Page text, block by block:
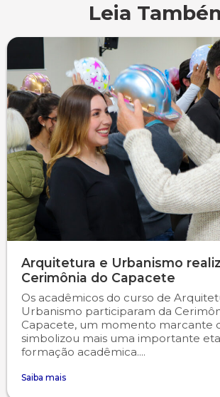
Leia
Arquitetura e Urbanismo
Cerimônia do Capacete
Os acadêmicos do curso de
Urbanismo participaram da
Capacete, um momento marcante
simbolizou mais uma importante
formação acadêmica....
Saiba mais